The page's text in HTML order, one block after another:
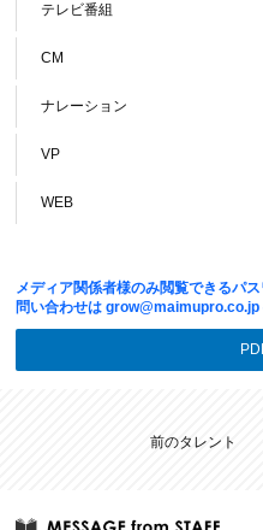
テレビ番組
CM
ナレーション
VP
WEB
メディア関係者様のみ閲覧できるパス
問い合わせはgrow@maimupro.co.jp
前のタレント